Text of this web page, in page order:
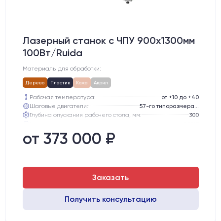
Лазерный станок c ЧПУ 900х1300мм
100Вт/Ruida
Материалы для обработки:
Дерево Пластик Кожа Акрил
Рабочая температура:
от +10 до +40
Шаговые двигатели:
Глубина опускания рабочего стола, мм:
300
Направляющие оси Х:
Точность позиционирования, мм:
от 373 000 ₽
Заказать
Получить консультацию